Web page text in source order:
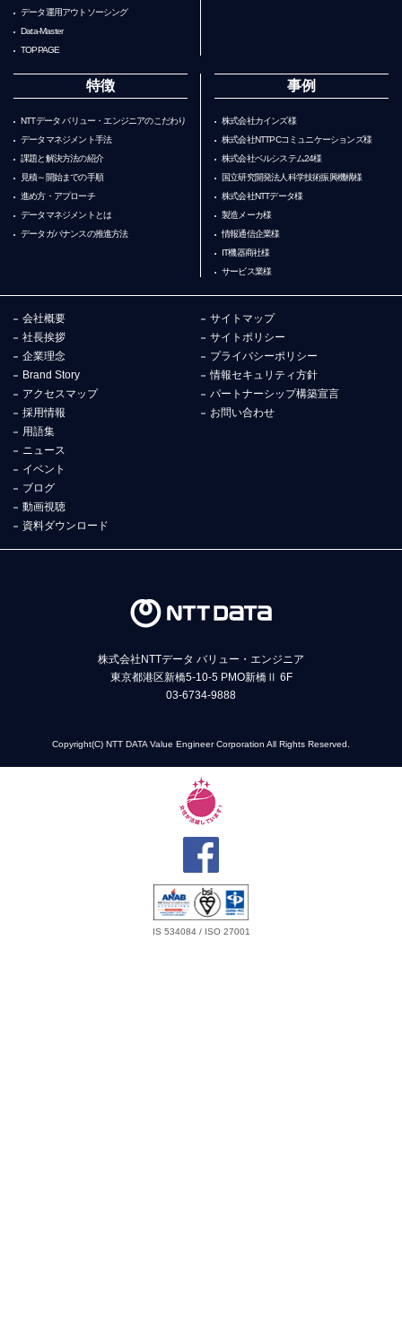
データ運用アウトソーシング
Data-Master
TOPPAGE
特徴
NTTデータ バリュー・エンジニアのこだわり
データマネジメント手法
課題と解決方法の紹介
見積～開始までの手順
進め方・アプローチ
データマネジメントとは
データガバナンスの推進方法
事例
株式会社カインズ様
株式会社NTTPCコミュニケーションズ様
株式会社ベルシステム24様
国立研究開発法人科学技術振興機構様
株式会社NTTデータ様
製造メーカ様
情報通信企業様
IT機器商社様
サービス業様
会社概要
社長挨拶
企業理念
Brand Story
アクセスマップ
採用情報
サイトマップ
サイトポリシー
プライバシーポリシー
情報セキュリティ方針
パートナーシップ構築宣言
お問い合わせ
用語集
ニュース
イベント
ブログ
動画視聴
資料ダウンロード
株式会社NTTデータ バリュー・エンジニア
東京都港区新橋5-10-5 PMO新橋Ⅱ 6F
03-6734-9888
Copyright(C) NTT DATA Value Engineer Corporation All Rights Reserved.
IS 534084 / ISO 27001